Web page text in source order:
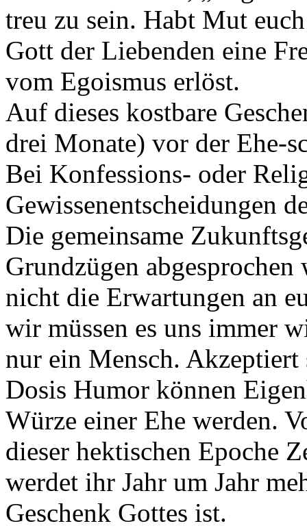
treu zu sein. Habt Mut
Gott der Liebenden eine
vom Egoismus erlöst.
Auf dieses kostbare
drei Monate) vor der Ehe-
Bei Konfessions- oder
Gewissenentscheidungen
Die gemeinsame
Grundzügen
nicht die Erwartungen an
wir müssen es uns immer
nur ein Mensch.
Dosis Humor können
Würze einer Ehe werden.
dieser hektischen Epoche
werdet ihr Jahr um Jahr
Geschenk Gottes ist.